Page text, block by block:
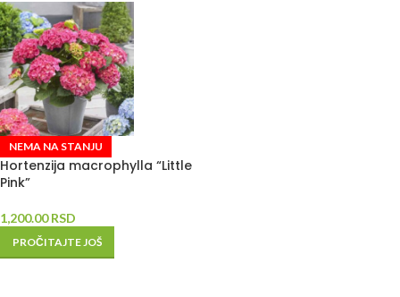
NEMA NA STANJU
Hortenzija macrophylla “Little
Pink”
1,200.00RSD
PROČITAJTE JOŠ